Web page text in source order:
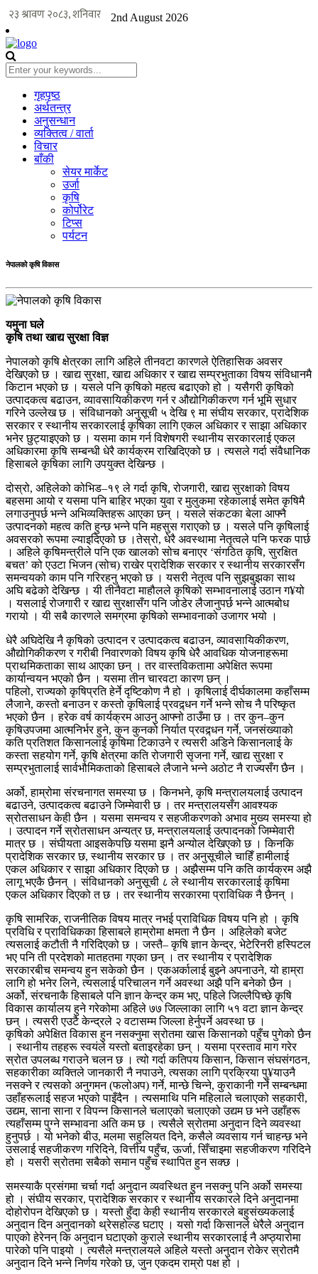
2nd August 2026
गृहपृष्ठ
अर्थतन्त्र
अनुसन्धान
व्यक्तित्व / वार्ता
विचार
बाँकी
सेयर मार्केट
उर्जा
कृषि
कोर्पोरेट
टिप्स
पर्यटन
नेपालको कृषि विकास
यमुना घले
कृषि तथा खाद्य सुरक्षा विज्ञ
नेपालको कृषि क्षेत्रका लागि अहिले तीनवटा कारणले ऐतिहासिक अवसर
देखिएको छ । खाद्य सुरक्षा, खाद्य अधिकार र खाद्य सम्प्रभुताका विषय संविधानमै
किटान भएको छ । यसले पनि कृषिको महत्व बढाएको हो । यसैगरी कृषिको
उत्पादकत्व बढाउन, व्यावसायिकीकरण गर्न र औद्योगिकीकरण गर्न भूमि सुधार
गरिने उल्लेख छ । संविधानको अनुसूची ५ देखि ९ मा संघीय सरकार, प्रादेशिक
सरकार र स्थानीय सरकारलाई कृषिका लागि एकल अधिकार र साझा अधिकार
भनेर छुट्याइएको छ । यसमा काम गर्न विशेषगरी स्थानीय सरकारलाई एकल
अधिकारमा कृषि सम्बन्धी धेरै कार्यक्रम राखिदिएको छ । त्यसले गर्दा संवैधानिक
हिसाबले कृषिका लागि उपयुक्त देखिन्छ ।
दोस्रो, अहिलेको कोभिड–१९ ले गर्दा कृषि, रोजगारी, खाद्य सुरक्षाको विषय
बहसमा आयो र यसमा पनि बाहिर भएका युवा र मुलुकमा रहेकालाई समेत कृषिमै
लगाउनुपर्छ भन्ने अभिव्यक्तिहरू आएका छन् । यसले संकटका बेला आफ्नै
उत्पादनको महत्व कति हुन्छ भन्ने पनि महसुस गराएको छ । यसले पनि कृषिलाई
अवसरको रूपमा ल्याइदिएको छ ।तेस्रो, धेरै अवस्थामा नेतृत्वले पनि फरक पार्छ
। अहिले कृषिमन्त्रीले पनि एक खालको सोच बनाएर ‘संगठित कृषि, सुरक्षित
बचत’ को एउटा भिजन (सोच) राखेर प्रादेशिक सरकार र स्थानीय सरकारसँग
समन्वयको काम पनि गरिरहनु भएको छ । यसरी नेतृत्व पनि सुझबुझका साथ
अघि बढेको देखिन्छ । यी तीनैवटा माहौलले कृषिको सम्भावनालाई उठान ग¥यो
। यसलाई रोजगारी र खाद्य सुरक्षासँग पनि जोडेर लैजानुपर्छ भन्ने आत्मबोध
गरायो । यी सबै कारणले समग्रमा कृषिको सम्भावनाको उजागर भयो ।
धेरै अघिदेखि नै कृषिको उत्पादन र उत्पादकत्व बढाउन, व्यावसायिकीकरण,
औद्योगिकीकरण र गरीबी निवारणको विषय कृषि धेरै आवधिक योजनाहरूमा
प्राथमिकताका साथ आएका छन् । तर वास्तविकतामा अपेक्षित रूपमा
कार्यान्वयन भएको छैन । यसमा तीन चारवटा कारण छन् ।
पहिलो, राज्यको कृषिप्रति हेर्ने दृष्टिकोण नै हो । कृषिलाई दीर्घकालमा कहाँसम्म
लैजाने, कस्तो बनाउन र कस्तो कृषिलाई प्रवद्र्धन गर्ने भन्ने सोच नै परिष्कृत
भएको छैन । हरेक वर्ष कार्यक्रम आउनु आफ्नो ठाउँमा छ । तर कुन–कुन
कृषिउपजमा आत्मनिर्भर हुने, कुन कुनको निर्यात प्रवद्र्धन गर्ने, जनसंख्याको
कति प्रतिशत किसानलाई कृषिमा टिकाउने र त्यसरी अडिने किसानलाई के
कस्ता सहयोग गर्ने, कृषि क्षेत्रमा कति रोजगारी सृजना गर्ने, खाद्य सुरक्षा र
सम्प्रभुतालाई सार्वभौमिकताको हिसाबले लैजाने भन्ने अठोट नै राज्यसँग छैन ।
अर्को, हाम्रोमा संरचनागत समस्या छ । किनभने, कृषि मन्त्रालयलाई उत्पादन
बढाउने, उत्पादकत्व बढाउने जिम्मेवारी छ । तर मन्त्रालयसँग आवश्यक
स्रोतसाधन केही छैन । यसमा समन्वय र सहजीकरणको अभाव मुख्य समस्या हो
। उत्पादन गर्ने स्रोतसाधन अन्यत्र छ, मन्त्रालयलाई उत्पादनको जिम्मेवारी
मात्र छ । संघीयता आइसकेपछि यसमा झनै अन्योल देखिएको छ । किनकि
प्रादेशिक सरकार छ, स्थानीय सरकार छ । तर अनुसूचीले चाहिँ हामीलाई
एकल अधिकार र साझा अधिकार दिएको छ । अझैसम्म पनि कति कार्यक्रम अझै
लागू भएकै छैनन् । संविधानको अनुसूची ८ ले स्थानीय सरकारलाई कृषिमा
एकल अधिकार दिएको त छ । तर स्थानीय सरकारमा प्राविधिक नै छैनन् ।
कृषि सामरिक, राजनीतिक विषय मात्र नभई प्राविधिक विषय पनि हो । कृषि
प्रविधि र प्राविधिकका हिसाबले हाम्रोमा क्षमता नै छैन । अहिलेको बजेट
त्यसलाई कटौती नै गरिदिएको छ । जस्तै– कृषि ज्ञान केन्द्र, भेटेरिनरी हस्पिटल
भए पनि ती प्रदेशको मातहतमा गएका छन् । तर स्थानीय र प्रादेशिक
सरकारबीच समन्वय हुन सकेको छैन । एकअर्कालाई बुझ्ने अपनाउने, यो हाम्रा
लागि हो भनेर लिने, त्यसलाई परिचालन गर्ने अवस्था अझै पनि बनेको छैन ।
अर्को, संरचनाकै हिसाबले पनि ज्ञान केन्द्र कम भए, पहिले जिल्लैपिच्छे कृषि
विकास कार्यालय हुने गरेकोमा अहिले ७७ जिल्लाका लागि ५१ वटा ज्ञान केन्द्र
छन् । त्यसरी एउटै केन्द्रले २ वटासम्म जिल्ला हेर्नुपर्ने अवस्था छ ।
कृषिको अपेक्षित विकास हुन नसक्नुमा स्रोतमा खास किसानको पहुँच पुगेको छैन
। स्थानीय तहहरू स्वयंले यस्तो बताइरहेका छन् । यसमा प्रस्ताव माग गरेर
स्रोत उपलब्ध गराउने चलन छ । त्यो गर्दा कतिपय किसान, किसान संघसंगठन,
सहकारीका व्यक्तिले जानकारी नै नपाउने, त्यसका लागि प्रक्रिया पु¥याउनै
नसक्ने र त्यसको अनुगमन (फलोअप) गर्ने, मान्छे चिन्ने, कुराकानी गर्ने सम्बन्धमा
उहाँहरूलाई सहज भएको पाइँदैन । त्यसमाथि पनि महिलाले चलाएको सहकारी,
उद्यम, साना साना र विपन्न किसानले चलाएको चलाएको उद्यम छ भने उहाँहरू
त्यहाँसम्म पुग्ने सम्भावना अति कम छ । त्यसैले स्रोतमा अनुदान दिने व्यवस्था
हुनुपर्छ । यो भनेको बीउ, मलमा सहुलियत दिने, कसैले व्यवसाय गर्न चाहन्छ भने
उसलाई सहजीकरण गरिदिने, वित्तीय पहुँच, ऊर्जा, सिँचाइमा सहजीकरण गरिदिने
हो । यसरी स्रोतमा सबैको समान पहुँच स्थापित हुन सक्छ ।
समस्याकै प्रसंगमा चर्चा गर्दा अनुदान व्यवस्थित हुन नसक्नु पनि अर्को समस्या
हो । संघीय सरकार, प्रादेशिक सरकार र स्थानीय सरकारले दिने अनुदानमा
दोहोरोपन देखिएको छ । यस्तो हुँदा केही स्थानीय सरकारले बहुसंख्यकलाई
अनुदान दिन अनुदानको थ्रेसहोल्ड घटाए । यसो गर्दा किसानले धेरैले अनुदान
पाएको हेरेनन् कि अनुदान घटाएको कुराले स्थानीय सरकारलाई नै अप्ठ्यारोमा
पारेको पनि पाइयो । त्यसैले मन्त्रालयले अहिले यस्तो अनुदान रोकेर स्रोतमै
अनुदान दिने भन्ने निर्णय गरेको छ, जुन एकदम राम्रो पक्ष हो ।